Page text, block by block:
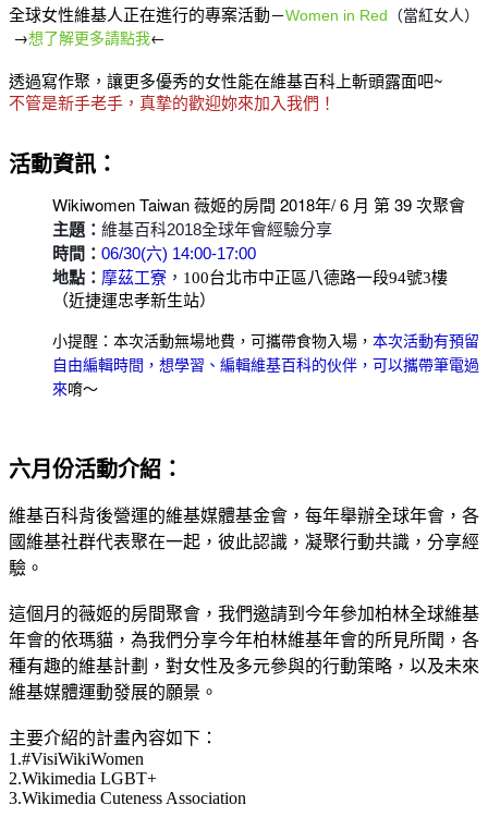
全球女性維基人正在進行的專案活動－Women in Red （當紅女人）
→想了解更多請點我←
透過寫作聚，讓更多優秀的女性能在維基百科上斬頭露面吧~
不管是新手老手，真摯的歡迎妳來加入我們！
活動資訊：
Wikiwomen Taiwan 薇姬的房間 2018年/ 6 月 第 39 次聚會
主題： 維基百科2018全球年會經驗分享
時間： 06/30(六) 14:00-17:00
地點： 摩茲工寮 ， 100台北市中正區八德路一段94號3樓
（近捷運忠孝新生站）
小提醒：本次活動無場地費，可攜帶食物入場， 本次活動有預留
自由編輯時間，想學習、編輯維基百科的伙伴，可以攜帶筆電過
來唷～
六月份活動介紹：
維基百科背後營運的維基媒體基金會，每年舉辦全球年會，各
國維基社群代表聚在一起，彼此認識，凝聚行動共識，分享經
驗。
這個月的薇姬的房間聚會，我們邀請到今年參加柏林全球維基
年會的依瑪貓，為我們分享今年柏林維基年會的所見所聞，各
種有趣的維基計劃，對女性及多元參與的行動策略，以及未來
維基媒體運動發展的願景。
主要介紹的計畫內容如下：
1.#VisiWikiWomen
2.Wikimedia LGBT+
3.Wikimedia Cuteness Association